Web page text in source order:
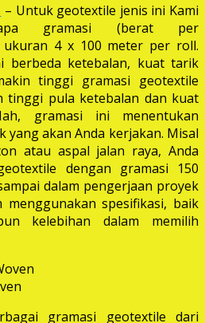
– Untuk geotextile jenis ini Kami
gramasi (berat per
ukuran 4 x 100 meter per roll.
berbeda ketebalan, kuat tarik
tinggi gramasi geotextile
tinggi pula ketebalan dan kuat
gramasi ini menentukan
akan Anda kerjakan. Misal
atau aspal jalan raya, Anda
dengan gramasi 150
dalam pengerjaan proyek
menggunakan spesifikasi, baik
kelebihan dalam memilih
gramasi geotextile dari